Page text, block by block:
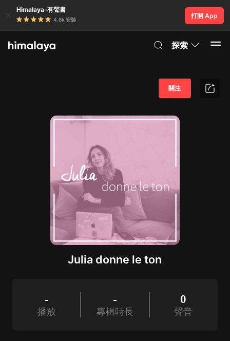
Himalaya-有聲書
4.8k 安裝
打開 App
探索
Julia donne le ton
關注
-
播放
-
專輯時長
0
聲音